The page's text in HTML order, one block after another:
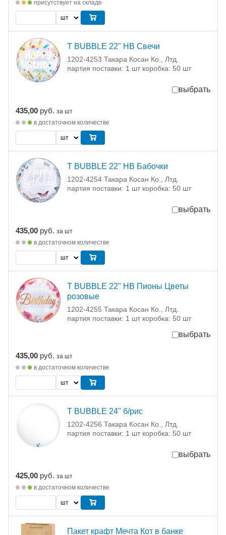
присутствует на складе
T BUBBLE 22" HB Свечи
1202-4253 Такара Косан Ко., Лтд.
партия поставки: 1 шт коробка: 50 шт
выбрать
435,00 руб. за шт
в достаточном количестве
T BUBBLE 22" HB Бабочки
1202-4254 Такара Косан Ко., Лтд.
партия поставки: 1 шт коробка: 50 шт
выбрать
435,00 руб. за шт
в достаточном количестве
T BUBBLE 22" HB Пионы Цветы
розовые
1202-4255 Такара Косан Ко., Лтд.
партия поставки: 1 шт коробка: 50 шт
выбрать
435,00 руб. за шт
в достаточном количестве
T BUBBLE 24" б/рис
1202-4256 Такара Косан Ко., Лтд.
партия поставки: 1 шт коробка: 50 шт
выбрать
425,00 руб. за шт
в достаточном количестве
Пакет крафт Мечта Кот в банке